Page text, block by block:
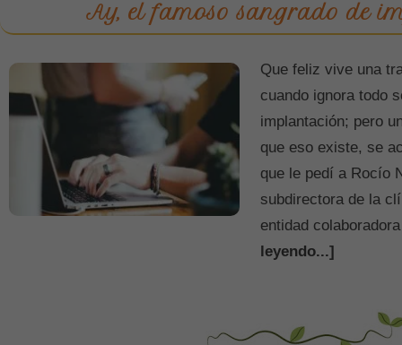
Ay, el famoso sangrado de
Que feliz vive una
cuando ignora todo
implantación; pero
que eso existe, se
que le pedí a Rocío
subdirectora de la
entidad
leyendo...]